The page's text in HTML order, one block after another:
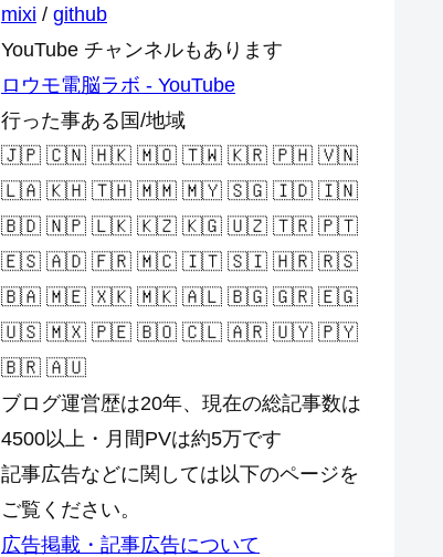
mixi / github
YouTube チャンネルもあります
ロウモ電脳ラボ - YouTube
行った事ある国/地域
🇯🇵 🇨🇳 🇭🇰 🇲🇴 🇹🇼 🇰🇷 🇵🇭 🇻🇳
🇱🇦 🇰🇭 🇹🇭 🇲🇲 🇲🇾 🇸🇬 🇮🇩 🇮🇳
🇧🇩 🇳🇵 🇱🇰 🇰🇿 🇰🇬 🇺🇿 🇹🇷 🇵🇹
🇪🇸 🇦🇩 🇫🇷 🇲🇨 🇮🇹 🇸🇮 🇭🇷 🇷🇸
🇧🇦 🇲🇪 🇽🇰 🇲🇰 🇦🇱 🇧🇬 🇬🇷 🇪🇬
🇺🇸 🇲🇽 🇵🇪 🇧🇴 🇨🇱 🇦🇷 🇺🇾 🇵🇾
🇧🇷 🇦🇺
ブログ運営歴は20年、現在の総記事数は
4500以上・月間PVは約5万です
記事広告などに関しては以下のページを
ご覧ください。
広告掲載・記事広告について